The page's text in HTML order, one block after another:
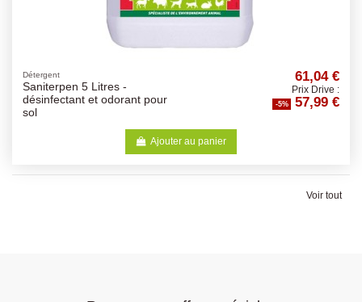
Détergent
Saniterpen 5 Litres -
désinfectant et odorant pour
sol
61,04 €
Prix Drive :
-5% 57,99 €
Ajouter au panier
Voir tout